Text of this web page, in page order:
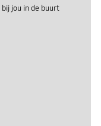
jou in de buurt